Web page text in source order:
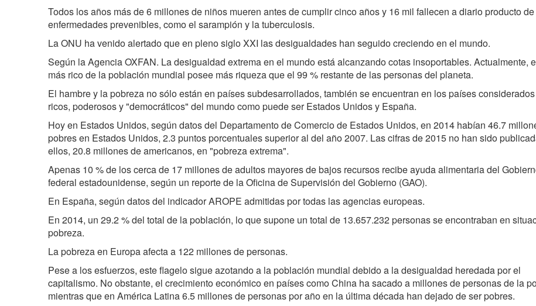
Todos los años más de 6 millones de niños mueren antes de cumplir cinco años y 16 mil fallecen a diario producto de
enfermedades prevenibles, como el sarampión y la tuberculosis.
La ONU ha venido alertado que en pleno siglo XXI las desigualdades han seguido creciendo en el mundo.
Según la Agencia OXFAN. La desigualdad extrema en el mundo está alcanzando cotas insoportables. Actualmente,
más rico de la población mundial posee más riqueza que el 99 % restante de las personas del planeta.
El hambre y la pobreza no sólo están en países subdesarrollados, también se encuentran en los países
ricos, poderosos y "democráticos" del mundo como puede ser Estados Unidos y España.
Hoy en Estados Unidos, según datos del Departamento de Comercio de Estados Unidos, en 2014 habían 46.7
pobres en Estados Unidos, 2.3 puntos porcentuales superior al del año 2007. Las cifras de 2015 no han sido
ellos, 20.8 millones de americanos, en "pobreza extrema".
Apenas 10 % de los cerca de 17 millones de adultos mayores de bajos recursos recibe ayuda alimentaria del
federal estadounidense, según un reporte de la Oficina de Supervisión del Gobierno (GAO).
En España, según datos del indicador AROPE admitidas por todas las agencias europeas.
En 2014, un 29.2 % del total de la población, lo que supone un total de 13.657.232 personas se encontraban en
pobreza.
La pobreza en Europa afecta a 122 millones de personas.
Pese a los esfuerzos, este flagelo sigue azotando a la población mundial debido a la desigualdad heredada por el
capitalismo. No obstante, el crecimiento económico en países como China ha sacado a millones de personas de la
mientras que en América Latina 6.5 millones de personas por año en la última década han dejado de ser pobres.